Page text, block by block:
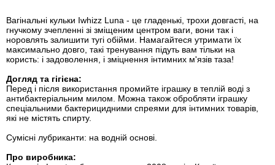
Вагінальні кульки Iwhizz Luna - це гладенькі, трохи довгасті, на
гнучкому зчепленні зі зміщеним центром ваги, вони так і
норовлять залишити тугі обійми. Намагайтеся утримати їх
максимально довго, такі тренування підуть вам тільки на
користь: і задоволення, і зміцнення інтимних м'язів таза!
Догляд та гігієна:
Перед і після використання промийте іграшку в теплій воді з
антибактеріальним милом. Можна також обробляти іграшку
спеціальними бактерицидними спреями для інтимних товарів,
які не містять спирту.
Сумісні лубриканти: на водній основі.
Про виробника: